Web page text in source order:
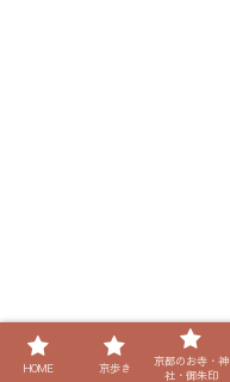
HOME 京歩き
京都のお寺・神
社・御朱印